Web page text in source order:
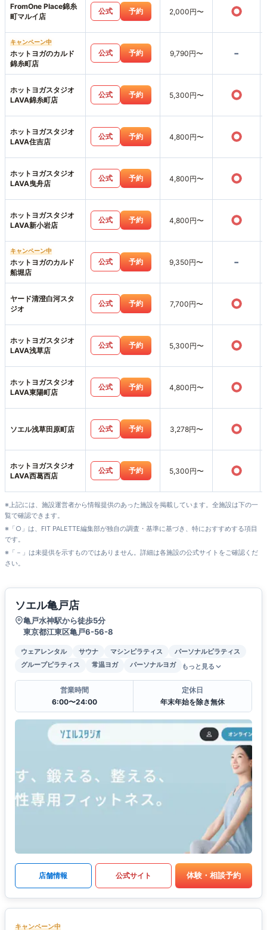
FromOne Place錦糸
町マルイ店
公式 予約 2,000円〜 ○
キャンペーン中
ホットヨガのカルド
錦糸町店
公式 予約 9,790円〜 -
ホットヨガスタジオ
LAVA錦糸町店
公式 予約 5,300円〜 ○
ホットヨガスタジオ
LAVA住吉店
公式 予約 4,800円〜 ○
ホットヨガスタジオ
LAVA曳舟店
公式 予約 4,800円〜 ○
ホットヨガスタジオ
LAVA新小岩店
公式 予約 4,800円〜 ○
キャンペーン中
ホットヨガのカルド
船堀店
公式 予約 9,350円〜 -
ヤード清澄白河スタ
ジオ
公式 予約 7,700円〜 ○
ホットヨガスタジオ
LAVA浅草店
公式 予約 5,300円〜 ○
ホットヨガスタジオ
LAVA東陽町店
公式 予約 4,800円〜 ○
ソエル浅草田原町店 公式 予約 3,278円〜 ○
ホットヨガスタジオ
LAVA西葛西店
公式 予約 5,300円〜 ○
※上記には、施設運営者から情報提供のあった施設を掲載しています。全施設は下の一
覧で確認できます。
※「○」は、FIT PALETTE編集部が独自の調査・基準に基づき、特におすすめする項目
です。
※「－」は未提供を示すものではありません。詳細は各施設の公式サイトをご確認くだ
さい。
ソエル亀戸店
亀戸水神駅から徒歩5分
東京都江東区亀戸6-56-8
ウェアレンタル サウナ マシンピラティス
パーソナルピラティス
グループピラティス
常温ヨガ パーソナルヨガ もっと見る
営業時間
6:00〜24:00
定休日
年末年始を除き無休
店舗情報 公式サイト 体験・相談予約
キャンペーン中